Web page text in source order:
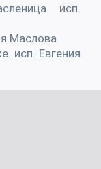
исп.
Маслова
исп. Евгения